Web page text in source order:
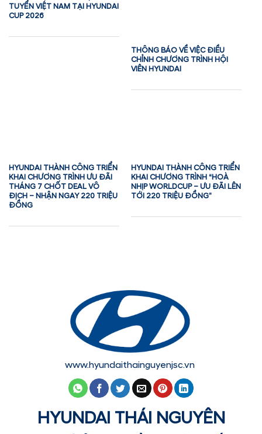
TUYỂN VIỆT NAM TẠI HYUNDAI
CUP 2026
THÔNG BÁO VỀ VIỆC ĐIỀU
CHỈNH CHƯƠNG TRÌNH HỘI
VIÊN HYUNDAI
HYUNDAI THÀNH CÔNG TRIỂN
KHAI CHƯƠNG TRÌNH ƯU ĐÃI
THÁNG 7 CHỐT DEAL VÔ
ĐỊCH – NHẬN NGAY 220 TRIỆU
ĐỒNG
HYUNDAI THÀNH CÔNG TRIỂN
KHAI CHƯƠNG TRÌNH “HOÀ
NHỊP WORLDCUP – ƯU ĐÃI LÊN
TỚI 220 TRIỆU ĐỒNG”
www.hyundaithainguyenjsc.vn
HYUNDAI THÁI NGUYÊN